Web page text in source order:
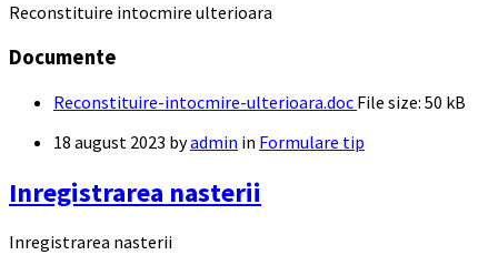
Reconstituire intocmire ulterioara
Documente
Reconstituire-intocmire-ulterioara.doc File size: 50 kB
18 august 2023 byadmin in Formulare tip
Inregistrarea nasterii
Inregistrarea nasterii